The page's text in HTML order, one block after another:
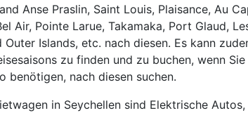
Anse Praslin, Saint Louis, Plaisance, Au
Air, Pointe Larue, Takamaka, Port Glaud,
Outer Islands, etc. nach diesen. Es kann
zu finden und zu buchen, wenn
benötigen, nach diesen suchen.
in Seychellen sind Elektrische